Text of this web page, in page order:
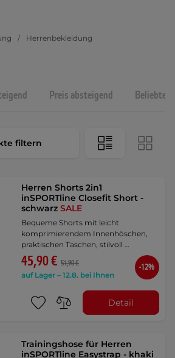
Herrenbekleidung
Preis absteigend
filtern
Herren Shorts 2in1
inSPORTline Closefit Short -
schwarzSALE
Bequeme Shorts mit leicht
komprimierendem Innenhöschen,
praktischen Taschen, stilvoll …
45,90 € 51,90 €
auf Lager – 12.8. bei Ihnen
-12%
Detail
Trainingshose für Herren
inSPORTline Easystrap - khaki